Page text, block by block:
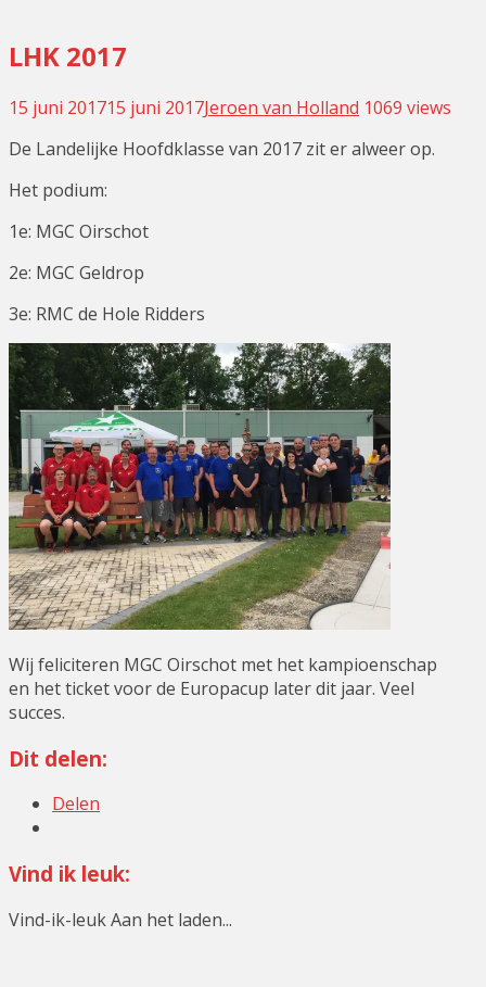
LHK 2017
15 juni 201715 juni 2017Jeroen van Holland Leave
comment
1069 views
De Landelijke Hoofdklasse van 2017 zit er alweer op.
Het podium:
1e: MGC Oirschot
2e: MGC Geldrop
3e: RMC de Hole Ridders
Wij feliciteren MGC Oirschot met het kampioenschap
en het ticket voor de Europacup later dit jaar. Veel
succes.
Dit delen:
Delen
Vind ik leuk:
Vind-ik-leukAan het laden...